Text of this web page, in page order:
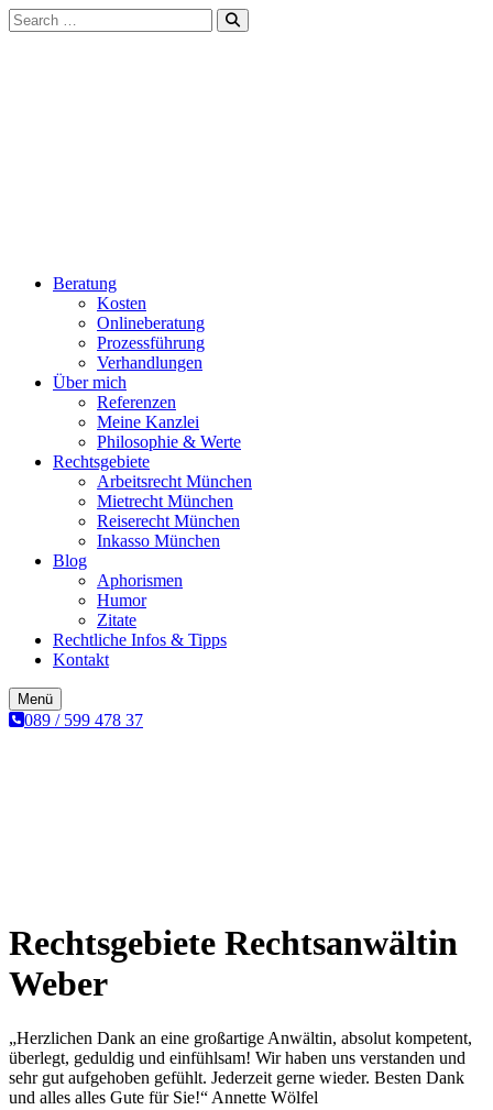
Beratung
Kosten
Onlineberatung
Prozessführung
Verhandlungen
Über mich
Referenzen
Meine Kanzlei
Philosophie & Werte
Rechtsgebiete
Arbeitsrecht München
Mietrecht München
Reiserecht München
Inkasso München
Blog
Aphorismen
Humor
Zitate
Rechtliche Infos & Tipps
Kontakt
Menü
089 / 599 478 37
Rechtsgebiete Rechtsanwältin
Weber​
„Herzlichen Dank an eine großartige Anwältin, absolut kompetent,
überlegt, geduldig und einfühlsam! Wir haben uns verstanden und
sehr gut aufgehoben gefühlt. Jederzeit gerne wieder. Besten Dank
und alles alles Gute für Sie!“ Annette Wölfel